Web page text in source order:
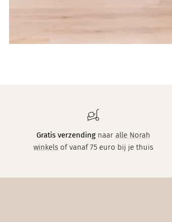
Gratis verzendingnaar alle Norah
winkelsof vanaf 75 euro bij je thuis